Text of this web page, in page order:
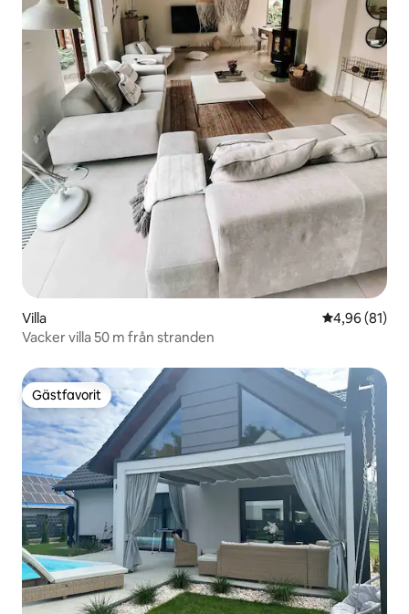
Villa 4,96 av 5 i
4,96 (81)
Vacker villa 50 m från stranden
Gästfavorit
Gästfavorit